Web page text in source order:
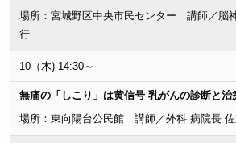
場所：宮城野区中央市民センター 講師／脳
行
10（木) 14:30～
無痛の「しこり」は黄信号 乳がんの診断と治
場所：東向陽台公民館 講師／外科 病院長